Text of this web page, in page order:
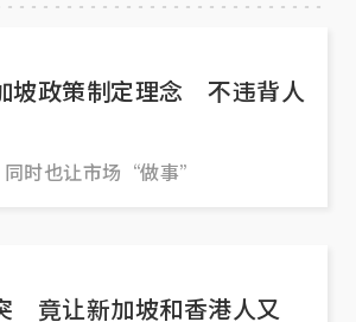
坡政策制定理念 不违背人
时也让市场“做事”
竟让新加坡和香港人又